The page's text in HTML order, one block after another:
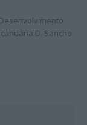
D. Sancho